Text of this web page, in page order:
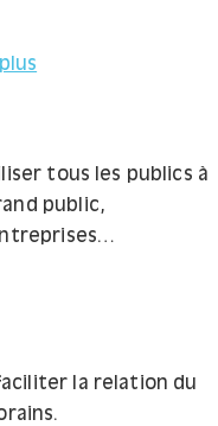
tous les publics à
public,
la relation du